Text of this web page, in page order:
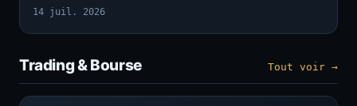
14 juil. 2026
Trading & Bourse Tout voir →